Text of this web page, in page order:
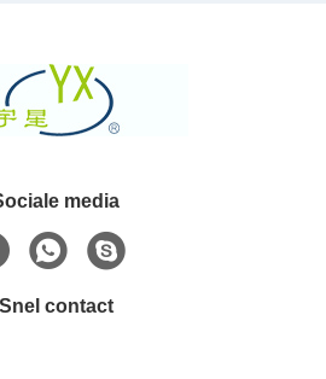
media
Snel contact